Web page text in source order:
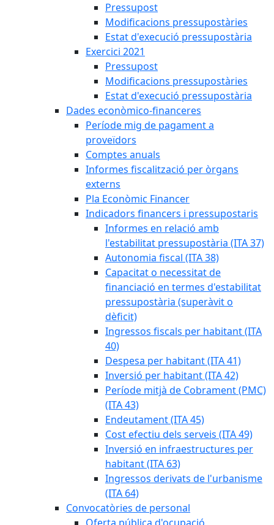
Pressupost
Modificacions pressupostàries
Estat d'execució pressupostària
Exercici 2021
Pressupost
Modificacions pressupostàries
Estat d'execució pressupostària
Dades econòmico-financeres
Període mig de pagament a
proveïdors
Comptes anuals
Informes fiscalització per òrgans
externs
Pla Econòmic Financer
Indicadors financers i pressupostaris
Informes en relació amb
l'estabilitat pressupostària (ITA 37)
Autonomia fiscal (ITA 38)
Capacitat o necessitat de
financiació en termes d'estabilitat
pressupostària (superàvit o
dèficit)
Ingressos fiscals per habitant (ITA
40)
Despesa per habitant (ITA 41)
Inversió per habitant (ITA 42)
Període mitjà de Cobrament (PMC)
(ITA 43)
Endeutament (ITA 45)
Cost efectiu dels serveis (ITA 49)
Inversió en infraestructures per
habitant (ITA 63)
Ingressos derivats de l'urbanisme
(ITA 64)
Convocatòries de personal